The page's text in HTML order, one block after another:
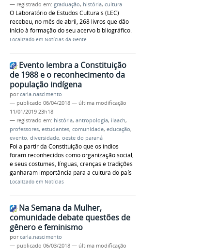
— registrado em: graduação, história, cultura
O Laboratório de Estudos Culturais (LEC)
recebeu, no mês de abril, 268 livros que dão
início à formação do seu acervo bibliográfico.
Localizado em Notícias da Gente
Evento lembra a Constituição
de 1988 e o reconhecimento da
população indígena
porcarla.nascimento
— publicado 06/04/2018 — última modificação
11/01/2019 23h18
— registrado em: história, antropologia, ilaach,
professores, estudantes, comunidade, educação,
evento, diversidade, oeste do paraná
Foi a partir da Constituição que os índios
foram reconhecidos como organização social,
e seus costumes, línguas, crenças e tradições
ganharam importância para a cultura do país
Localizado em Notícias
Na Semana da Mulher,
comunidade debate questões de
gênero e feminismo
porcarla.nascimento
— publicado 06/03/2018 — última modificação